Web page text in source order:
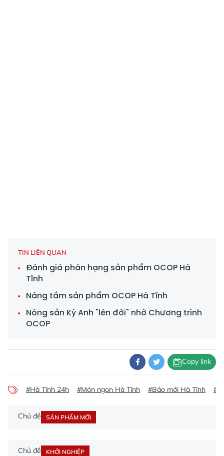
TIN LIÊN QUAN
Đánh giá phân hạng sản phẩm OCOP Hà
Tĩnh
Nâng tầm sản phẩm OCOP Hà Tĩnh
Nông sản Kỳ Anh "lên đời" nhờ Chương trình
OCOP
Copy link
#Hà Tĩnh 24h #Món ngon Hà Tĩnh #Báo mới Hà Tĩnh
Chủ đề SẢN PHẨM MỚI
Chủ đề KHỞI NGHIỆP